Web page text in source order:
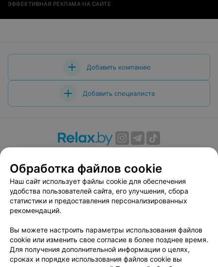
ЭФФЕКТИВНАЯ РЕКЛАМА НА САЙТЕ
Добавить компанию
Добавить специалиста
Вакансии
Публичный договор
Способы оплаты
Публичный договор по использованию сервиса
«Афиша»
Пользовательское соглашение
Связаться по вопросам сотрудничества
Написать руководителю relax.by
Персональные настройки cookie
Обработка файлов cookie
Наш сайт использует файлы cookie для обеспечения
удобства пользователей сайта, его улучшения, сбора
статистики и предоставления персонализированных
рекомендаций.
Вы можете настроить параметры использования файлов
cookie или изменить свое согласие в более позднее время.
Для получения дополнительной информации о целях,
сроках и порядке использования файлов cookie вы